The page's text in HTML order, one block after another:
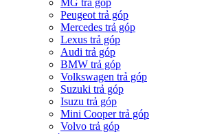
MG trả góp
Peugeot trả góp
Mercedes trả góp
Lexus trả góp
Audi trả góp
BMW trả góp
Volkswagen trả góp
Suzuki trả góp
Isuzu trả góp
Mini Cooper trả góp
Volvo trả góp